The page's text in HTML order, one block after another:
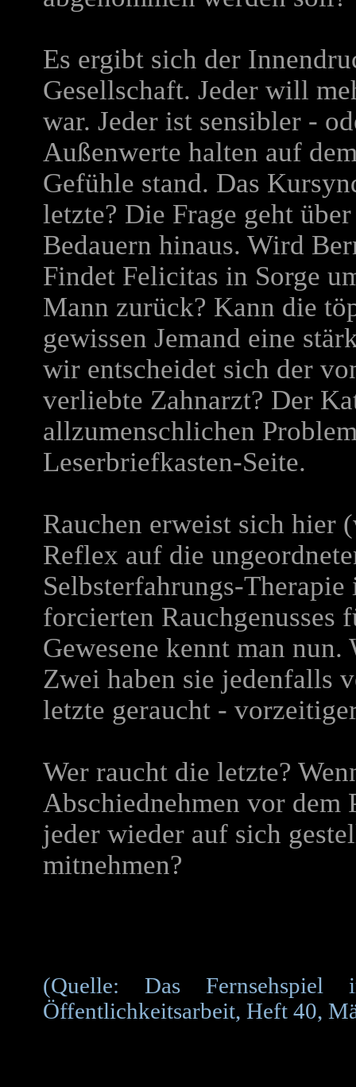
Es ergibt sich der
Gesellschaft. Jeder will
war. Jeder ist sensibler -
Außenwerte halten auf
Gefühle stand. Das
letzte? Die Frage geht
Bedauern hinaus. Wird
Findet Felicitas in Sorge
Mann zurück? Kann die
gewissen Jemand eine
wir entscheidet sich der
verliebte Zahnarzt? Der
allzumenschlichen
Leserbriefkasten-Seite.
Rauchen erweist sich hier
Reflex auf die
Selbsterfahrungs-
forcierten Rauchgenusses
Gewesene kennt man
Zwei haben sie jedenfalls
letzte geraucht -
Wer raucht die letzte?
Abschiednehmen vor
jeder wieder auf sich
mitnehmen?
(Quelle: Das
Öffentlichkeitsarbeit, Heft 40,